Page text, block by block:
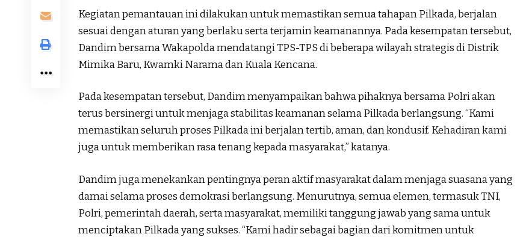
Kegiatan pemantauan ini dilakukan untuk memastikan semua tahapan Pilkada, berjalan
sesuai dengan aturan yang berlaku serta terjamin keamanannya. Pada kesempatan tersebut,
Dandim bersama Wakapolda mendatangi TPS-TPS di beberapa wilayah strategis di Distrik
Mimika Baru, Kwamki Narama dan Kuala Kencana.
Pada kesempatan tersebut, Dandim menyampaikan bahwa pihaknya bersama Polri akan
terus bersinergi untuk menjaga stabilitas keamanan selama Pilkada berlangsung. “Kami
memastikan seluruh proses Pilkada ini berjalan tertib, aman, dan kondusif. Kehadiran kami
juga untuk memberikan rasa tenang kepada masyarakat,” katanya.
Dandim juga menekankan pentingnya peran aktif masyarakat dalam menjaga suasana yang
damai selama proses demokrasi berlangsung. Menurutnya, semua elemen, termasuk TNI,
Polri, pemerintah daerah, serta masyarakat, memiliki tanggung jawab yang sama untuk
menciptakan Pilkada yang sukses. “Kami hadir sebagai bagian dari komitmen untuk